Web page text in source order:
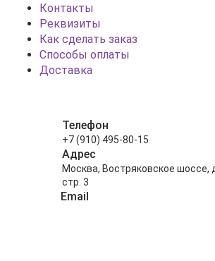
Контакты
Реквизиты
Как сделать заказ
Способы оплаты
Доставка
Телефон
+7 (910) 495-80-15
Адрес
Москва, Востряковское шоссе,
стр. 3
Email